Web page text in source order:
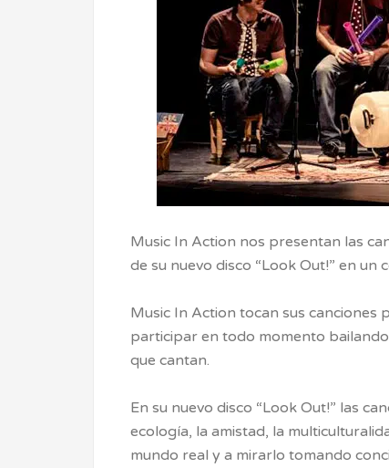
Music In Action nos presentan las
de su nuevo disco “Look Out!” en
Music In Action tocan sus canciones
participar en todo momento
que cantan.
En su nuevo disco “Look Out!” las
ecología, la amistad, la
mundo real y a mirarlo tomando